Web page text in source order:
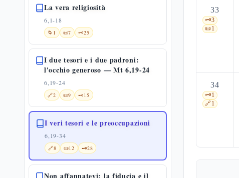
La vera religiosità
6,1-18
🌀 1 📜7 🗝️25
I due tesori e i due padroni:
l'occhio generoso — Mt 6,19-24
6,19-24
🔗2 📜9 🗝️15
I veri tesori e le preoccupazioni
6,19-34
🔗8 📜12 🗝️28
Non affannatevi: la fiducia e il
33
🗝️3
📜1
34
🗝️1
🔗1